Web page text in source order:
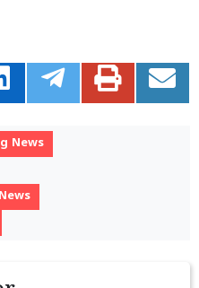
News